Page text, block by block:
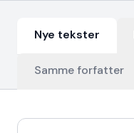
Nye tekster
Samme forfatter